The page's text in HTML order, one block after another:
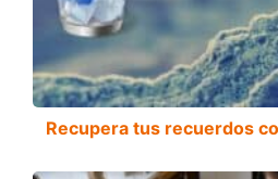
Recupera tus recuerdos